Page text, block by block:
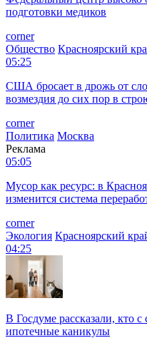
подготовки медиков
corner
Общество Красноярский
05:25
США бросает в дрожь от
возмездия до сих пор в
corner
Политика Москва
Реклама
05:05
Мусор как ресурс: в
изменится система
corner
Экология Красноярский
04:25
В Госдуме рассказали, кто
ипотечные каникулы